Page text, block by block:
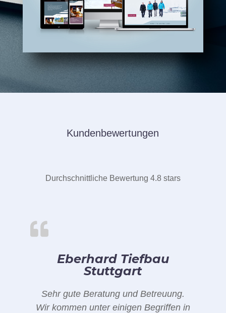
Kundenbewertungen
Durchschnittliche Bewertung 4.8 stars
Eberhard Tiefbau
Stuttgart
Sehr gute Beratung und Betreuung.
Wir kommen unter einigen Begriffen in